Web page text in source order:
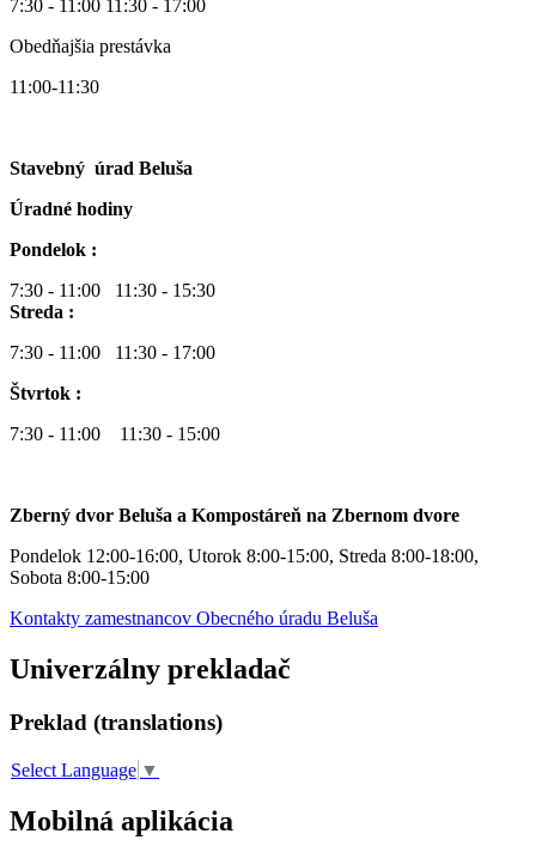
7:30 - 11:00 11:30 - 17:00
Obedňajšia prestávka
11:00-11:30
Stavebný úrad Beluša
Úradné hodiny
Pondelok :
7:30 - 11:00 11:30 - 15:30
Streda :
7:30 - 11:00 11:30 - 17:00
Štvrtok :
7:30 - 11:00 11:30 - 15:00
Zberný dvor Beluša a Kompostáreň na Zbernom dvore
Pondelok 12:00-16:00, Utorok 8:00-15:00, Streda 8:00-18:00,
Sobota 8:00-15:00
Kontakty zamestnancov Obecného úradu Beluša
Univerzálny prekladač
Preklad (translations)
Select Language ▼
Mobilná aplikácia